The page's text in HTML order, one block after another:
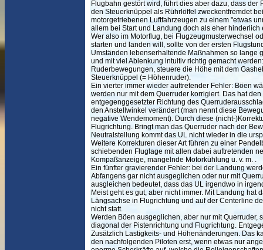
Flugbahn gestört wird, führt dies aber dazu, dass
den Steuerknüppel als Rührlöffel zweckentfremdet
motorgetriebenen Luftfahrzeugen zu einem "etwas
allem bei Start und Landung doch als eher hinderlich
Wer also im Motorflug, bei Flugzeugmusterwechsel
starten und landen will, sollte von der ersten
Umständen lebenserhaltende Maßnahmen so lange
und mit viel Ablenkung intuitiv richtig gemacht
Ruderbewegungen, steuere die Höhe mit dem
Steuerknüppel (= Höhenruder).
Ein vierter immer wieder auftretender Fehler: Böen
werden nur mit dem Querruder korrigiert. Das hat
entgegenggesetzter Richtung des
den Anstellwinkel verändert (man nennt diese
negative Wendemoment). Durch diese (nicht-
Flugrichtung. Bringt man das Querruder nach der
Neutralstellung kommt das UL nicht wieder in die
Weitere Korrekturen dieser Art führen zu einer
schiebenden Fluglage mit allen dabei auftretenden
Kompaßanzeige, mangelnde Motorkühlung u. v. m. .
Ein fünfter gravierender Fehler: bei der Landung
Abfangens gar nicht ausgeglichen oder nur mit
ausgleichen bedeutet, dass das UL irgendwo in
Meist geht es gut, aber nicht immer. Mit Landung hat
Längsachse in Flugrichtung und auf der Centerline
nicht statt.
Werden Böen ausgeglichen, aber nur mit Querruder,
diagonal der Pistenrichtung und Flugrichtung.
Zusätzlich Lastigkeits- und Höhenänderungen. Das
den nachfolgenden Piloten erst, wenn etwas nur